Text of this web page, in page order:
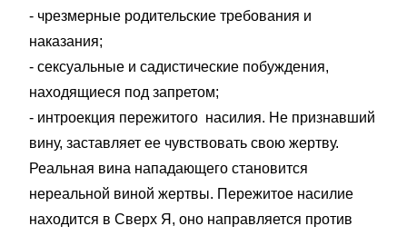
- чрезмерные родительские требования и
наказания;
- сексуальные и садистические побуждения,
находящиеся под запретом;
- интроекция пережитого насилия. Не признавший
вину, заставляет ее чувствовать свою жертву.
Реальная вина нападающего становится
нереальной виной жертвы. Пережитое насилие
находится в Сверх Я, оно направляется против